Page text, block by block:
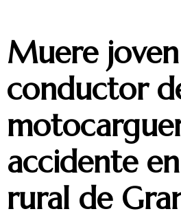
Muere joven
conductor
accidente
rural de